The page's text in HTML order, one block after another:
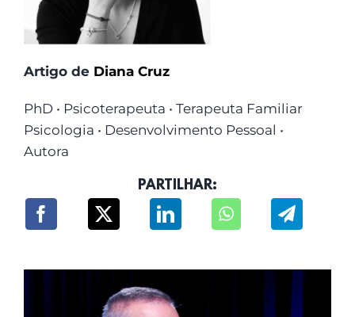
Artigo de Diana Cruz
PhD • Psicoterapeuta • Terapeuta Familiar
Psicologia • Desenvolvimento Pessoal •
Autora
PARTILHAR: